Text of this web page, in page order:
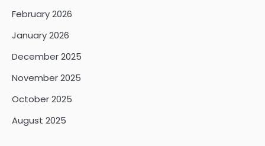
February 2026
January 2026
December 2025
November 2025
October 2025
August 2025